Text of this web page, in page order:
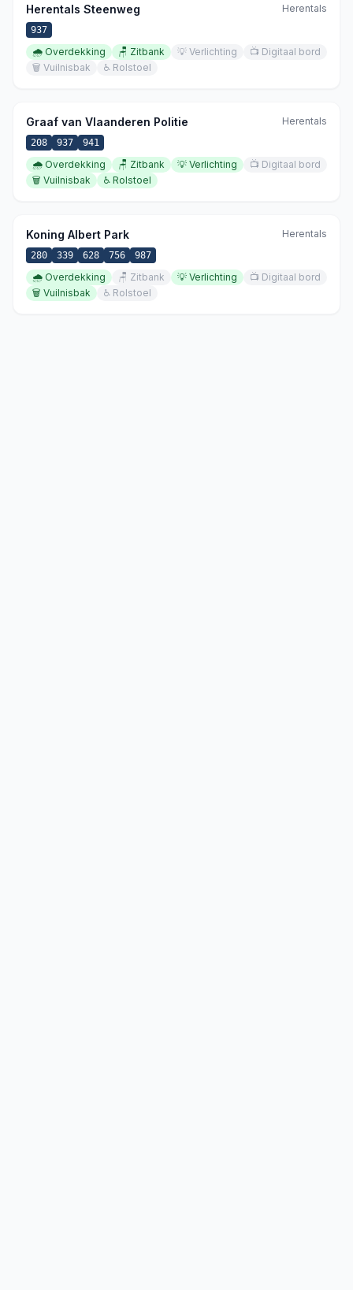
Herentals Steenweg Herentals
937
🌧️ Overdekking 🪑 Zitbank 💡 Verlichting 📺 Digitaal bord
🗑️ Vuilnisbak ♿ Rolstoel
Graaf van Vlaanderen Politie Herentals
208 937 941
🌧️ Overdekking 🪑 Zitbank 💡 Verlichting 📺 Digitaal bord
🗑️ Vuilnisbak ♿ Rolstoel
Koning Albert Park Herentals
280 339 628 756 987
🌧️ Overdekking 🪑 Zitbank 💡 Verlichting 📺 Digitaal bord
🗑️ Vuilnisbak ♿ Rolstoel